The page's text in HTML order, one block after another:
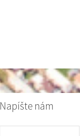
Napíšte nám